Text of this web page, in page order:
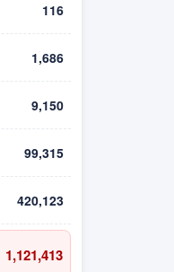
116
1,686
9,150
99,315
420,123
1,121,413